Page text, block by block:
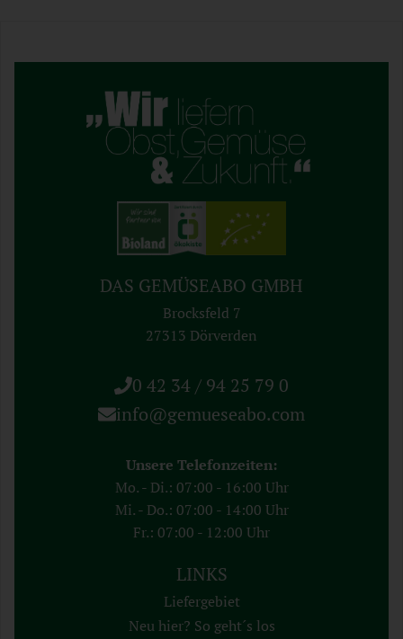
DAS GEMÜSEABO GMBH
Brocksfeld 7
27313 Dörverden
0 42 34 / 94 25 79 0
info@gemueseabo.com
Unsere Telefonzeiten:
Mo. - Di.: 07:00 - 16:00 Uhr
Mi. - Do.: 07:00 - 14:00 Uhr
Fr.: 07:00 - 12:00 Uhr
LINKS
Liefergebiet
Neu hier? So geht´s los